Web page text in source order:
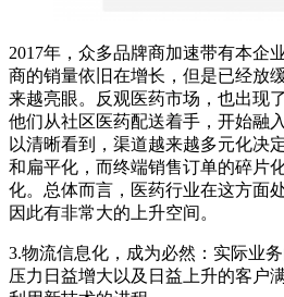
2017年，众多品牌商加速带有本企
商的销量依旧在增长，但是已经放
来越亮眼。反观医药市场，也出现
他们从社区医药配送着手，开始融
以清晰看到，渠道越来越多元化决
和扁平化，而终端销售订单的碎片
化。总体而言，医药行业在这方面
因此有非常大的上升空间。
3.物流信息化，成为必然：实际业
压力日益增大以及日益上升的客户